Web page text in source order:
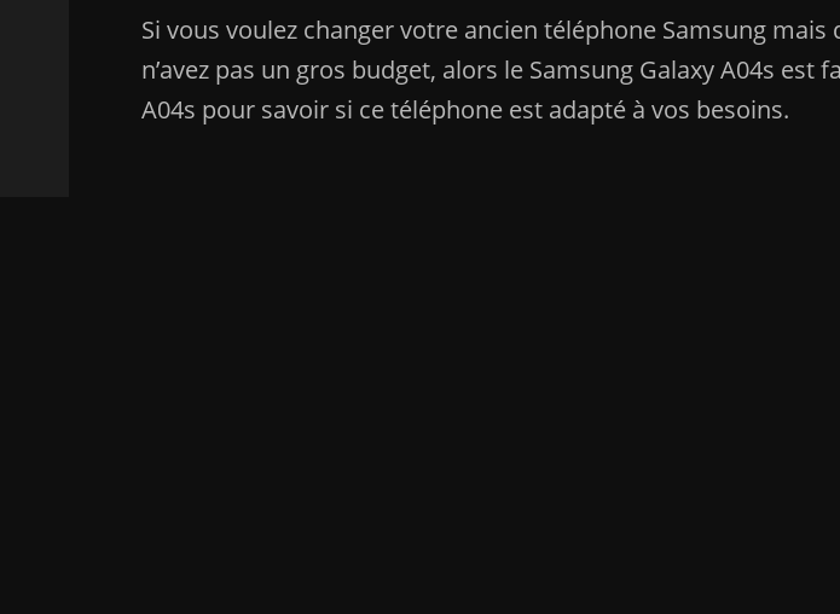
Si vous voulez changer votre ancien téléphone Samsung
n’avez pas un gros budget, alors le Samsung Galaxy A04s
A04s pour savoir si ce téléphone est adapté à vos besoins.